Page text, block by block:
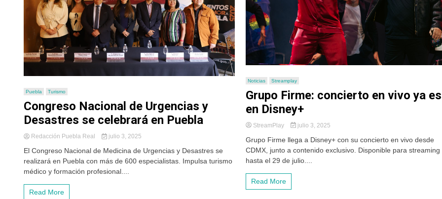
Puebla Turismo
Congreso Nacional de Urgencias y
Desastres se celebrará en Puebla
Redacción Puebla Real julio 3, 2025
El Congreso Nacional de Medicina de Urgencias y Desastres se
realizará en Puebla con más de 600 especialistas. Impulsa turismo
médico y formación profesional....
Read More
Noticias Streamplay
Grupo Firme: concierto en vivo ya
en Disney+
StreamPlay julio 3, 2025
Grupo Firme llega a Disney+ con su concierto en vivo desde
CDMX, junto a contenido exclusivo. Disponible para streaming
hasta el 29 de julio....
Read More